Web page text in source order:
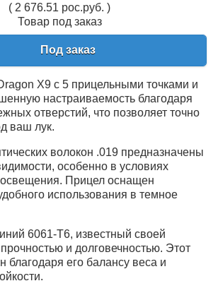
( 2 676.51 рос.руб. )
Товар под заказ
Под заказ
X9 с 5 прицельными точками и
настраиваемость благодаря
отверстий, что позволяет точно
ваш лук.
волокон .019 предназначены
особенно в условиях
Прицел оснащен
использования в темное
6061-T6, известный своей
и долговечностью. Этот
благодаря его балансу веса и